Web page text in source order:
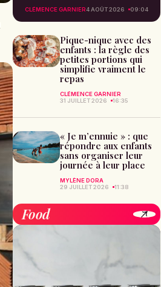
CLÉMENCE GARNIER4 AOÛT 2026 09:04
Pique-nique avec des
enfants : la règle des
petites portions qui
simplifie vraiment le
repas
CLÉMENCE GARNIER
31 JUILLET 2026
16:35
« Je m’ennuie » : que
répondre aux enfants
sans organiser leur
journée à leur place
MYLÈNE DORA
29 JUILLET 2026
11:38
Food